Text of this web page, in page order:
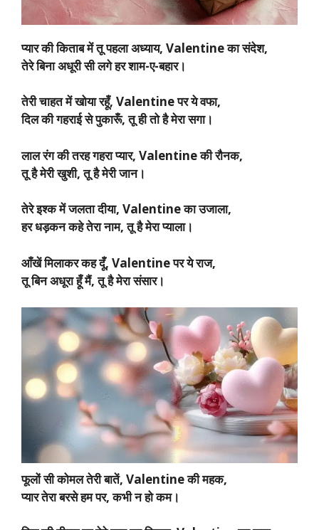
प्यार की किताब में तू पहला अध्याय, Valentine का संदेश,
तेरे बिना अधूरी सी लगे हर शाम-ए-बहार।
तेरी चाहत में खोया रहूँ, Valentine पर ये वफा,
दिल की गहराई से पुकारूँ, तू ही तो है मेरा सगा।
लाल रंग की तरह गहरा प्यार, Valentine की रौनक,
तू है मेरी खुशी, तू है मेरी जान।
तेरे इश्क में जलता दीया, Valentine का उजाला,
हर धड़कन कहे तेरा नाम, तू है मेरा प्याला।
आँखें मिलाकर कह दूँ, Valentine पर ये राज,
तू बिन अधूरा हूँ मैं, तू है मेरा संसार।
फूलों सी कोमल तेरी बातें, Valentine की महक,
प्यार तेरा बरसे हम पर, कभी न हो कम।